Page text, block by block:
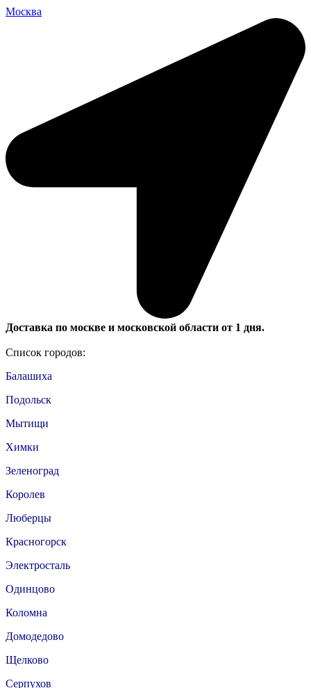
Москва
Доставка по москве и московской области от 1 дня.
Список городов:
Балашиха
Подольск
Мытищи
Химки
Зеленоград
Королев
Люберцы
Красногорск
Электросталь
Одинцово
Коломна
Домодедово
Щелково
Серпухов